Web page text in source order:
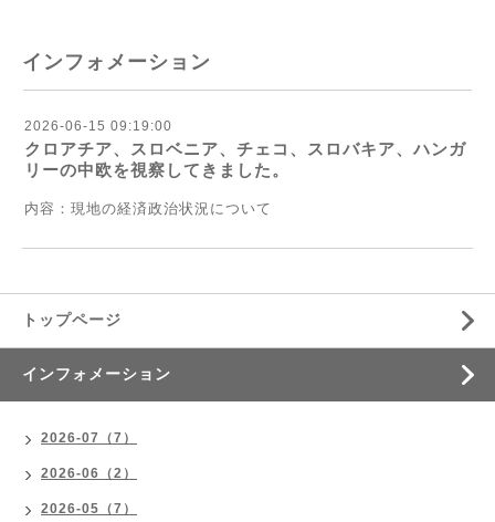
インフォメーション
2026-06-15 09:19:00
クロアチア、スロベニア、チェコ、スロバキア、ハンガ
リーの中欧を視察してきました。
内容：現地の経済政治状況について
トップページ
インフォメーション
2026-07（7）
2026-06（2）
2026-05（7）